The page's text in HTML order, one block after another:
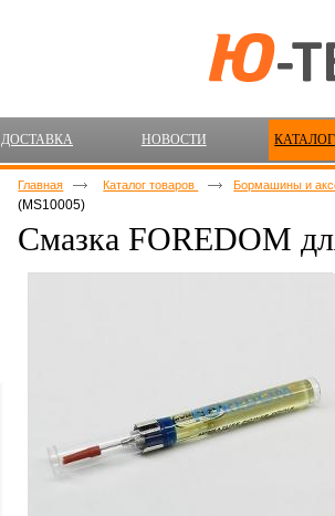
ДОСТАВКА НОВОСТИ
Главная Каталог товаров Бормашины и
(MS10005)
Смазка FOREDOM